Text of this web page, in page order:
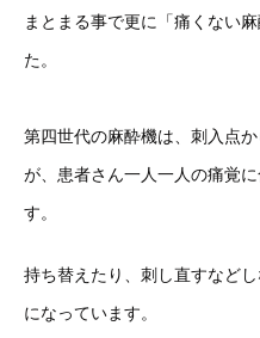
まとまる事で更に「痛くない
た。
第四世代の麻酔機は、刺入点
が、患者さん一人一人の痛覚
す。
持ち替えたり、刺し直すなど
になっています。